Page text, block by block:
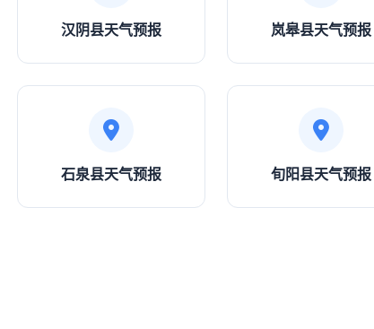
汉阴县天气预报 岚皋县天气预报
石泉县天气预报 旬阳县天气预报